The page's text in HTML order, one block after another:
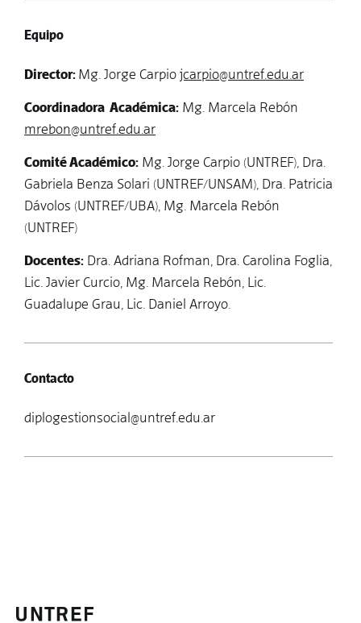
Equipo
Director: Mg. Jorge Carpio jcarpio@untref.edu.ar
Coordinadora Académica: Mg. Marcela Rebón
mrebon@untref.edu.ar
Comité Académico: Mg. Jorge Carpio (UNTREF), Dra.
Gabriela Benza Solari (UNTREF/UNSAM), Dra. Patricia
Dávolos (UNTREF/UBA), Mg. Marcela Rebón
(UNTREF)
Docentes: Dra. Adriana Rofman, Dra. Carolina Foglia,
Lic. Javier Curcio, Mg. Marcela Rebón, Lic.
Guadalupe Grau, Lic. Daniel Arroyo.
Contacto
diplogestionsocial@untref.edu.ar